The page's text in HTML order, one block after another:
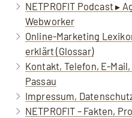
NETPROFIT Podcast ▸
Webworker
Online-Marketing
erklärt (Glossar)
Kontakt, Telefon, E-
Passau
Impressum,
NETPROFIT – Fakten,